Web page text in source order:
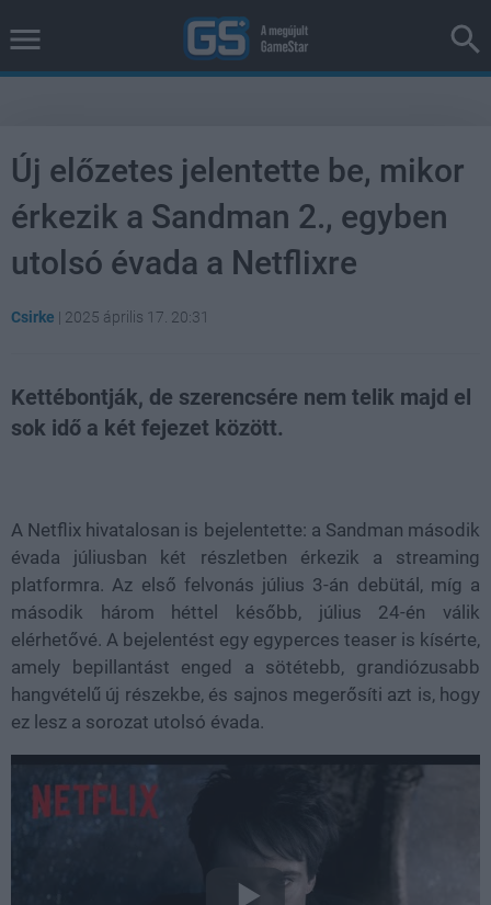
Új előzetes jelentette be, mikor
érkezik a Sandman 2., egyben
utolsó évada a Netflixre
Csirke | 2025 április 17. 20:31
Kettébontják, de szerencsére nem telik majd el
sok idő a két fejezet között.
A Netflix hivatalosan is bejelentette: a Sandman második
évada júliusban két részletben érkezik a streaming
platformra. Az első felvonás július 3-án debütál, míg a
második három héttel később, július 24-én válik
elérhetővé. A bejelentést egy egyperces teaser is kísérte,
amely bepillantást enged a sötétebb, grandiózusabb
hangvételű új részekbe, és sajnos megerősíti azt is, hogy
ez lesz a sorozat utolsó évada.